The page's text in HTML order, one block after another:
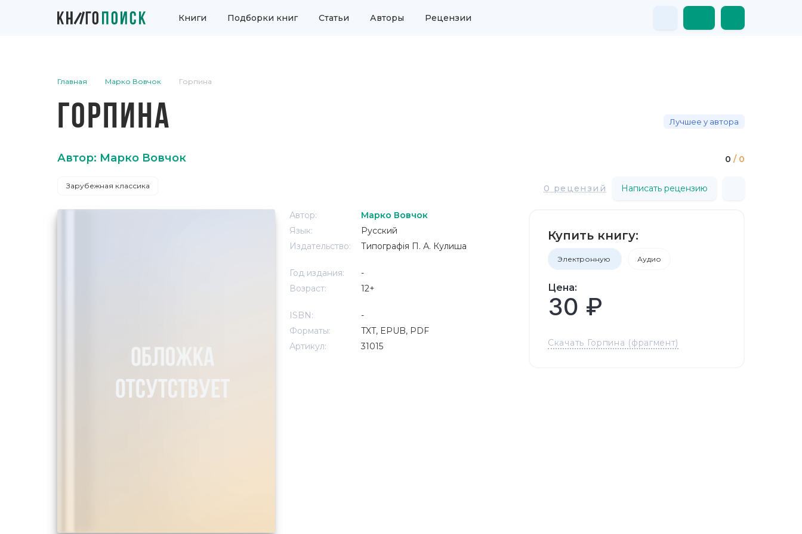
Книги Подборки книг Статьи Авторы Рецензии
Главная Марко Вовчок Горпина
ГОРПИНА Лучшее у автора
Автор: Марко Вовчок 0 / 0
Зарубежная классика 0 рецензий Написать рецензию
Автор:
Марко Вовчок
Язык:
Русский
Издательство:
Типографія П. А. Кулиша
Год издания:
-
Возраст:
12+
ISBN:
-
Форматы:
TXT, EPUB, PDF
Артикул:
31015
Купить книгу:
Электронную Аудио
Цена:
30 ₽
Скачать Горпина (фрагмент)